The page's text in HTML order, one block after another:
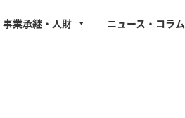
事業承継・人財 ニュース ・コラム